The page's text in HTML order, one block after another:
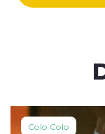
Colo Colo